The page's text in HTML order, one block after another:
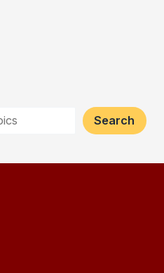
Search